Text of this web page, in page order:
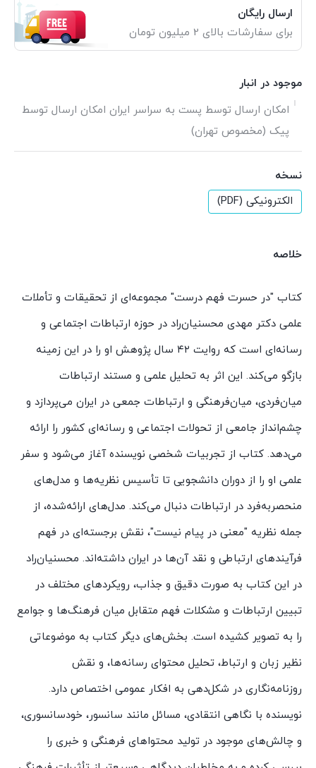
ارسال رایگان
برای سفارشات بالای 2 میلیون تومان
موجود در انبار
امکان ارسال توسط پست به سراسر ایران امکان ارسال توسط
پیک (مخصوص تهران)
نسخه
الکترونیکی (PDF)
خلاصه
کتاب "در حسرت فهم درست" مجموعه‌ای از تحقیقات و تأملات
علمی دکتر مهدی محسنیان‌راد در حوزه ارتباطات اجتماعی و
رسانه‌ای است که روایت ۴۲ سال پژوهش او را در این زمینه
بازگو می‌کند. این اثر به تحلیل علمی و مستند ارتباطات
میان‌فردی، میان‌فرهنگی و ارتباطات جمعی در ایران می‌پردازد و
چشم‌انداز جامعی از تحولات اجتماعی و رسانه‌ای کشور را ارائه
می‌دهد. کتاب از تجربیات شخصی نویسنده آغاز می‌شود و سفر
علمی او را از دوران دانشجویی تا تأسیس نظریه‌ها و مدل‌های
منحصربه‌فرد در ارتباطات دنبال می‌کند. مدل‌های ارائه‌شده، از
جمله نظریه "معنی در پیام نیست"، نقش برجسته‌ای در فهم
فرآیند‌های ارتباطی و نقد آن‌ها در ایران داشته‌اند. محسنیان‌راد
در این کتاب به صورت دقیق و جذاب، رویکرد‌های مختلف در
تبیین ارتباطات و مشکلات فهم متقابل میان فرهنگ‌ها و جوامع
را به تصویر کشیده است. بخش‌های دیگر کتاب به موضوعاتی
نظیر زبان و ارتباط، تحلیل محتوای رسانه‌ها، و نقش
روزنامه‌نگاری در شکل‌دهی به افکار عمومی اختصاص دارد.
نویسنده با نگاهی انتقادی، مسائل مانند سانسور، خودسانسوری،
و چالش‌های موجود در تولید محتوا‌های فرهنگی و خبری را